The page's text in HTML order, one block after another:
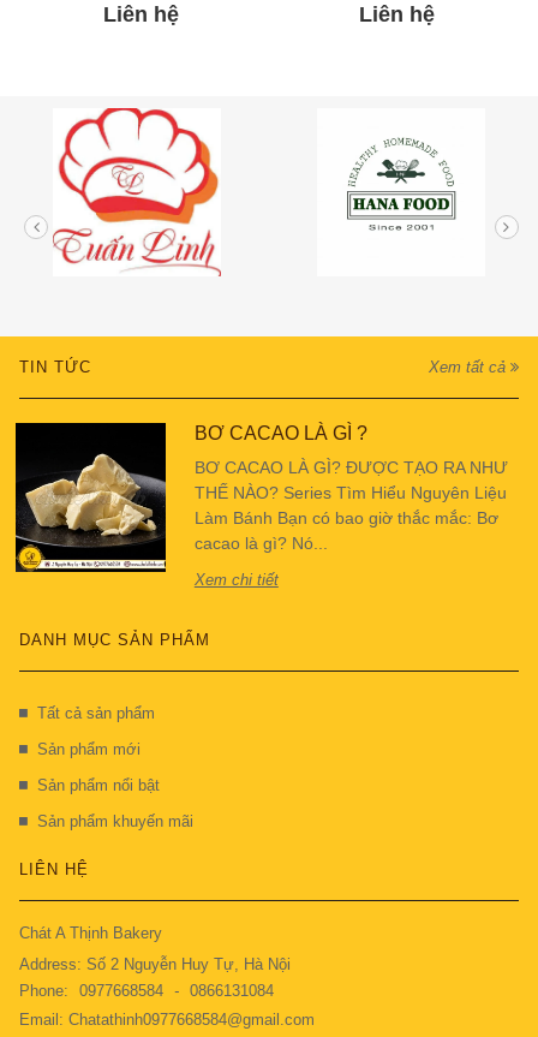
Liên hệ Liên hệ
TIN TỨC Xem tất cả
BƠ CACAO LÀ GÌ ?
BƠ CACAO LÀ GÌ? ĐƯỢC TẠO RA NHƯ
THẾ NÀO? Series Tìm Hiểu Nguyên Liệu
Làm Bánh Bạn có bao giờ thắc mắc: Bơ
cacao là gì? Nó...
Xem chi tiết
DANH MỤC SẢN PHẨM
Tất cả sản phẩm
Sản phẩm mới
Sản phẩm nổi bật
Sản phẩm khuyến mãi
LIÊN HỆ
Chát A Thịnh Bakery
Address: Số 2 Nguyễn Huy Tự, Hà Nội
Phone:
0977668584 -
0866131084
Email: Chatathinh0977668584@gmail.com